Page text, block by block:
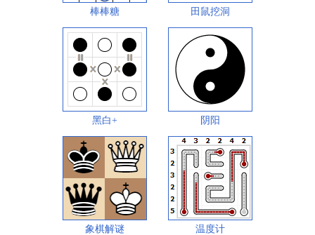
棒棒糖 田鼠挖洞
黑白+ 阴阳
象棋解谜 温度计